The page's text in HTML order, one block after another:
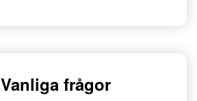
Vanliga frågor